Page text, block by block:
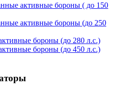
активные бороны ( до 150
активные бороны (до 250
бороны (до 280 л.с.)
бороны (до 450 л.с.)